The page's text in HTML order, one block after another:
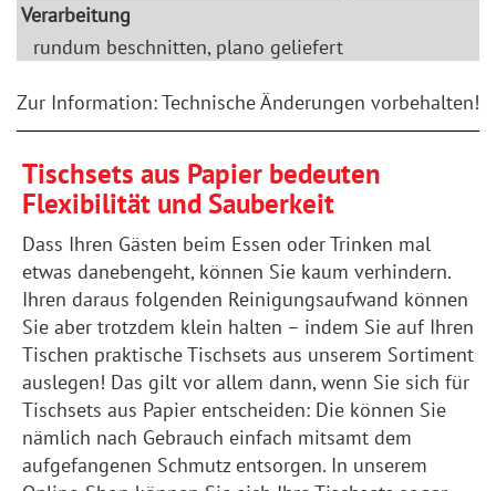
Verarbeitung
rundum beschnitten, plano geliefert
Zur Information: Technische Änderungen vorbehalten!
Tischsets aus Papier bedeuten
Flexibilität und Sauberkeit
Dass Ihren Gästen beim Essen oder Trinken mal
etwas danebengeht, können Sie kaum verhindern.
Ihren daraus folgenden Reinigungsaufwand können
Sie aber trotzdem klein halten – indem Sie auf Ihren
Tischen praktische Tischsets aus unserem Sortiment
auslegen! Das gilt vor allem dann, wenn Sie sich für
Tischsets aus Papier entscheiden: Die können Sie
nämlich nach Gebrauch einfach mitsamt dem
aufgefangenen Schmutz entsorgen. In unserem